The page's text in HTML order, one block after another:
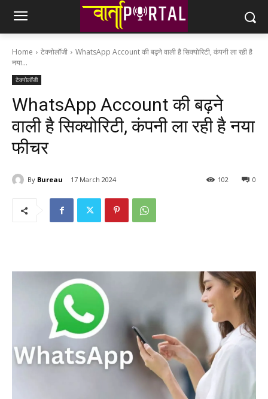
Home टेक्नोलॉजी
WhatsApp Account की बढ़ने वाली है सिक्योरिटी, कंपनी ला रही है
नया...
टेक्नोलॉजी
WhatsApp Account की बढ़ने
वाली है सिक्योरिटी, कंपनी ला रही है नया
फीचर
By Bureau 17 March 2024 0
102